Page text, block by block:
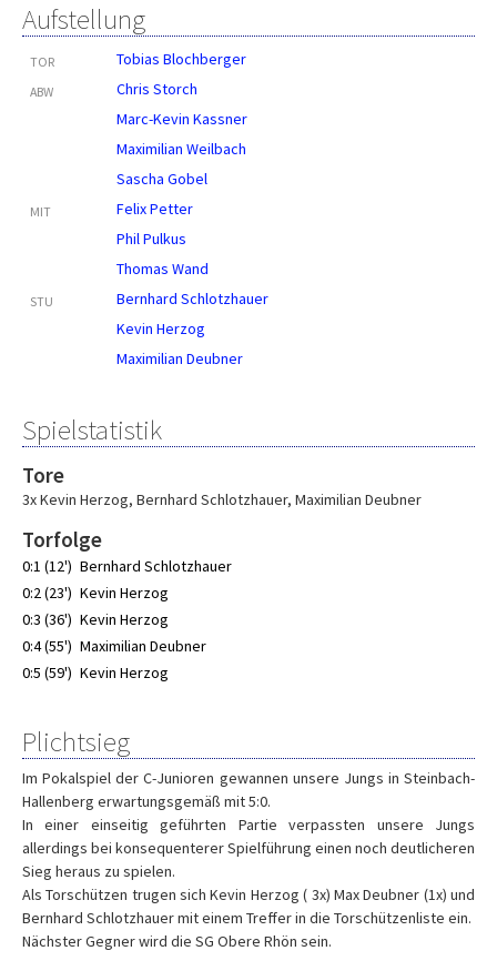
Aufstellung
TOR Tobias Blochberger
ABW
Chris Storch
Marc-Kevin Kassner
Maximilian Weilbach
Sascha Gobel
MIT
Felix Petter
Phil Pulkus
Thomas Wand
STU
Bernhard Schlotzhauer
Kevin Herzog
Maximilian Deubner
Spielstatistik
Tore
3x Kevin Herzog, Bernhard Schlotzhauer, Maximilian Deubner
Torfolge
0:1 (12') Bernhard Schlotzhauer
0:2 (23') Kevin Herzog
0:3 (36') Kevin Herzog
0:4 (55') Maximilian Deubner
0:5 (59') Kevin Herzog
Plichtsieg
Im Pokalspiel der C-Junioren gewannen unsere Jungs in Steinbach-
Hallenberg erwartungsgemäß mit 5:0.
In einer einseitig geführten Partie verpassten unsere Jungs
allerdings bei konsequenterer Spielführung einen noch deutlicheren
Sieg heraus zu spielen.
Als Torschützen trugen sich Kevin Herzog ( 3x) Max Deubner (1x) und
Bernhard Schlotzhauer mit einem Treffer in die Torschützenliste ein.
Nächster Gegner wird die SG Obere Rhön sein.